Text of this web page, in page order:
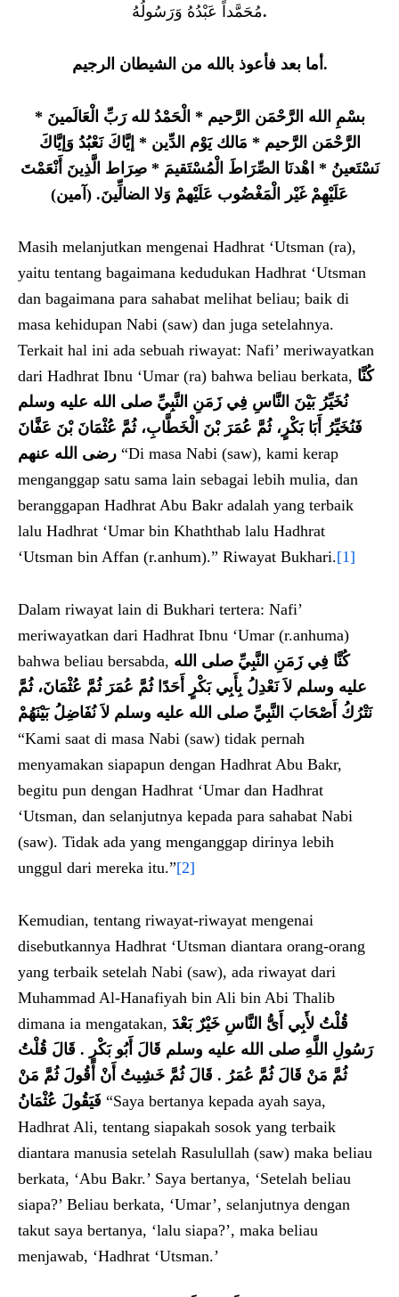
مُحَمَّداً عَبْدُهُ وَرَسُولُهُ.
أما بعد فأعوذ بالله من الشيطان الرجيم.
بسْمِ الله الرَّحْمَن الرَّحيم * الْحَمْدُ لله رَبِّ الْعَالَمينَ *
الرَّحْمَن الرَّحيم * مَالك يَوْم الدِّين * إيَّاكَ نَعْبُدُ وَإيَّاكَ
نَسْتَعينُ * اهْدنَا الصِّرَاطَ الْمُسْتَقيمَ * صِرَاط الَّذِينَ أَنْعَمْتَ
عَلَيْهِمْ غَيْر الْمَغْضُوب عَلَيْهمْ وَلا الضالِّينَ. (آمين)
Masih melanjutkan mengenai Hadhrat ‘Utsman (ra),
yaitu tentang bagaimana kedudukan Hadhrat ‘Utsman
dan bagaimana para sahabat melihat beliau; baik di
masa kehidupan Nabi (saw) dan juga setelahnya.
Terkait hal ini ada sebuah riwayat: Nafi’ meriwayatkan
dari Hadhrat Ibnu ‘Umar (ra) bahwa beliau berkata, كُنَّا
نُخَيِّرُ بَيْنَ النَّاسِ فِي زَمَنِ النَّبِيِّ صلى الله عليه وسلم
فَنُخَيِّرُ أَبَا بَكْرٍ، ثُمَّ عُمَرَ بْنَ الْخَطَّابِ، ثُمَّ عُثْمَانَ بْنَ عَفَّانَ
رضى الله عنهم‏ “Di masa Nabi (saw), kami kerap
menganggap satu sama lain sebagai lebih mulia, dan
beranggapan Hadhrat Abu Bakr adalah yang terbaik
lalu Hadhrat ‘Umar bin Khaththab lalu Hadhrat
‘Utsman bin Affan (r.anhum).” Riwayat Bukhari.[1]
Dalam riwayat lain di Bukhari tertera: Nafi’
meriwayatkan dari Hadhrat Ibnu ‘Umar (r.anhuma)
bahwa beliau bersabda, كُنَّا فِي زَمَنِ النَّبِيِّ صلى الله
عليه وسلم لاَ نَعْدِلُ بِأَبِي بَكْرٍ أَحَدًا ثُمَّ عُمَرَ ثُمَّ عُثْمَانَ، ثُمَّ
نَتْرُكُ أَصْحَابَ النَّبِيِّ صلى الله عليه وسلم لاَ نُفَاضِلُ بَيْنَهُمْ‏
“Kami saat di masa Nabi (saw) tidak pernah
menyamakan siapapun dengan Hadhrat Abu Bakr,
begitu pun dengan Hadhrat ‘Umar dan Hadhrat
‘Utsman, dan selanjutnya kepada para sahabat Nabi
(saw). Tidak ada yang menganggap dirinya lebih
unggul dari mereka itu.”[2]
Kemudian, tentang riwayat-riwayat mengenai
disebutkannya Hadhrat ‘Utsman diantara orang-orang
yang terbaik setelah Nabi (saw), ada riwayat dari
Muhammad Al-Hanafiyah bin Ali bin Abi Thalib
dimana ia mengatakan, قُلْتُ لأَبِي أَىُّ النَّاسِ خَيْرٌ بَعْدَ
رَسُولِ اللَّهِ صلى الله عليه وسلم قَالَ أَبُو بَكْرٍ ‏.‏ قَالَ قُلْتُ
ثُمَّ مَنْ قَالَ ثُمَّ عُمَرُ ‏.‏ قَالَ ثُمَّ خَشِيتُ أَنْ أَقُولَ ثُمَّ مَنْ
فَيَقُولَ عُثْمَانُ “Saya bertanya kepada ayah saya,
Hadhrat Ali, tentang siapakah sosok yang terbaik
diantara manusia setelah Rasulullah (saw) maka beliau
berkata, ‘Abu Bakr.’ Saya bertanya, ‘Setelah beliau
siapa?’ Beliau berkata, ‘Umar’, selanjutnya dengan
takut saya bertanya, ‘lalu siapa?’, maka beliau
menjawab, ‘Hadhrat ‘Utsman.’